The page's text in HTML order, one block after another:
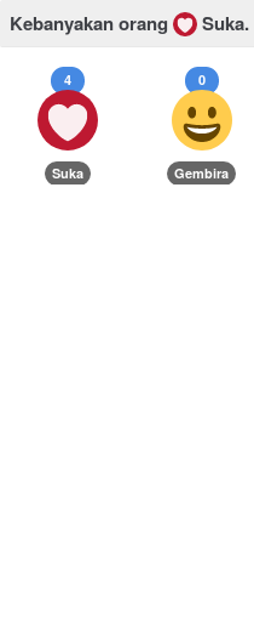
Kebanyakan orang Suka.
4
Suka
0
Gembira